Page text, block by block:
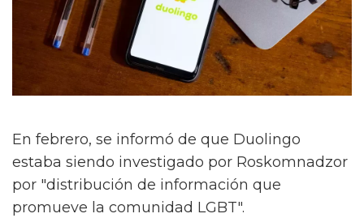
En febrero, se informó de que Duolingo
estaba siendo investigado por Roskomnadzor
por "distribución de información que
promueve la comunidad LGBT".